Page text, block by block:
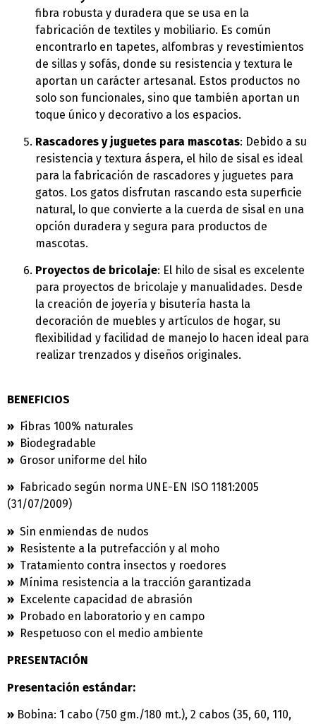
fibra robusta y duradera que se usa en la
fabricación de textiles y mobiliario. Es común
encontrarlo en tapetes, alfombras y revestimientos
de sillas y sofás, donde su resistencia y textura le
aportan un carácter artesanal. Estos productos no
solo son funcionales, sino que también aportan un
toque único y decorativo a los espacios.
Rascadores y juguetes para mascotas: Debido a su
resistencia y textura áspera, el hilo de sisal es ideal
para la fabricación de rascadores y juguetes para
gatos. Los gatos disfrutan rascando esta superficie
natural, lo que convierte a la cuerda de sisal en una
opción duradera y segura para productos de
mascotas.
Proyectos de bricolaje: El hilo de sisal es excelente
para proyectos de bricolaje y manualidades. Desde
la creación de joyería y bisutería hasta la
decoración de muebles y artículos de hogar, su
flexibilidad y facilidad de manejo lo hacen ideal para
realizar trenzados y diseños originales.
BENEFICIOS
» Fibras 100% naturales
» Biodegradable
» Grosor uniforme del hilo
» Fabricado según norma UNE-EN ISO 1181:2005
(31/07/2009)
» Sin enmiendas de nudos
» Resistente a la putrefacción y al moho
» Tratamiento contra insectos y roedores
» Mínima resistencia a la tracción garantizada
» Excelente capacidad de abrasión
» Probado en laboratorio y en campo
» Respetuoso con el medio ambiente
PRESENTACIÓN
Presentación estándar:
» Bobina: 1 cabo (750 gm./180 mt.), 2 cabos (35, 60, 110,